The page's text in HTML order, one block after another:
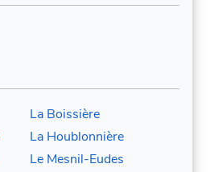
La Boissière
La Houblonnière
Le Mesnil-Eudes